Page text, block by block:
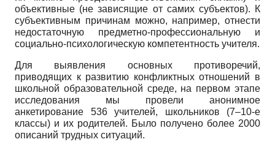
объективные (не зависящие от самих субъектов). К
субъективным причинам можно, например, отнести
недостаточную предметно-профессиональную и
социально-психологическую компетентность учителя.
Для выявления основных противоречий,
приводящих к развитию конфликтных отношений в
школьной образовательной среде, на первом этапе
исследования мы провели анонимное
анкетирование 536 учителей, школьников (7–10-е
классы) и их родителей. Было получено более 2000
описаний трудных ситуаций.